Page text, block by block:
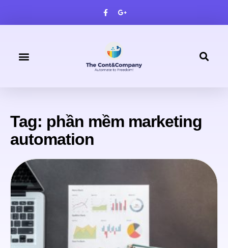
Tag: phần mềm marketing
automation